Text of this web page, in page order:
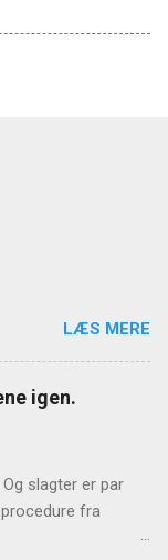
LÆS MERE
igen.
slagter er par
fra